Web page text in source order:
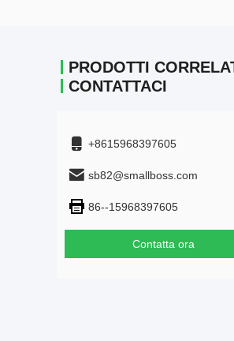
PRODOTTI
CONTATTACI
+8615968397605
sb82@smallboss.com
86--15968397605
Contatta ora